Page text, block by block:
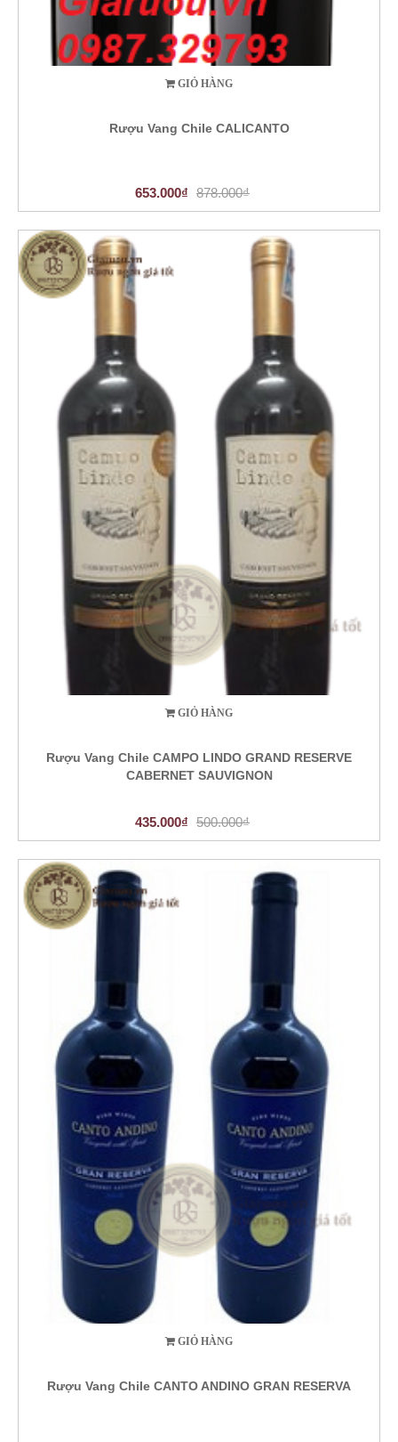
GIỎ HÀNG
Rượu Vang Chile CALICANTO
653.000₫ 878.000₫
GIỎ HÀNG
Rượu Vang Chile CAMPO LINDO GRAND RESERVE
CABERNET SAUVIGNON
435.000₫ 500.000₫
GIỎ HÀNG
Rượu Vang Chile CANTO ANDINO GRAN RESERVA